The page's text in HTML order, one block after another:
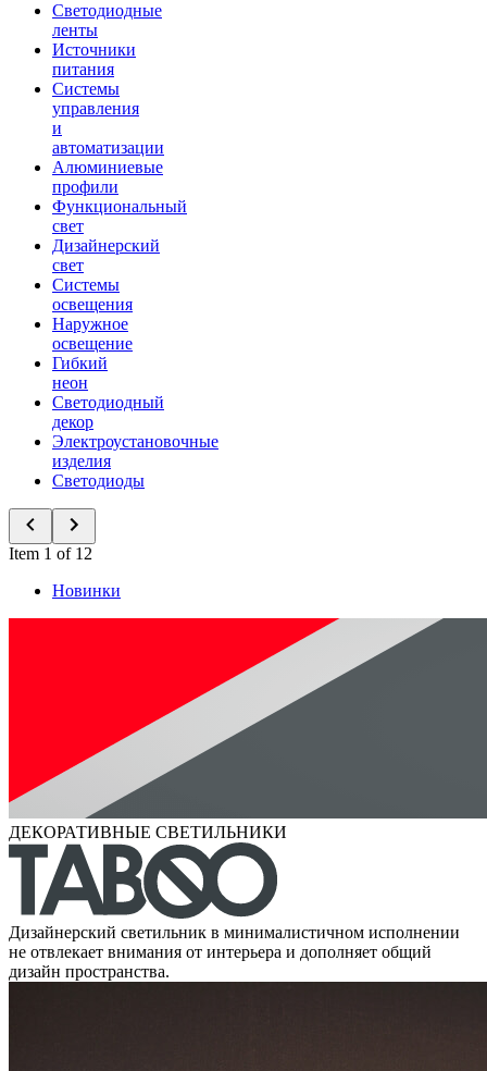
Светодиодные
ленты
Источники
питания
Системы
управления
и
автоматизации
Алюминиевые
профили
Функциональный
свет
Дизайнерский
свет
Системы
освещения
Наружное
освещение
Гибкий
неон
Светодиодный
декор
Электроустановочные
изделия
Светодиоды
Item 1 of 12
Новинки
ДЕКОРАТИВНЫЕ СВЕТИЛЬНИКИ
Дизайнерский светильник в минималистичном исполнении
не отвлекает внимания от интерьера и дополняет общий
дизайн пространства.